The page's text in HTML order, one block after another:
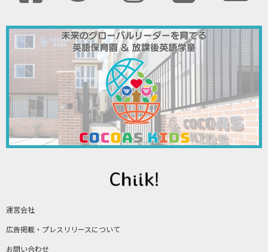
運営会社
広告掲載・プレスリリースについて
お問い合わせ